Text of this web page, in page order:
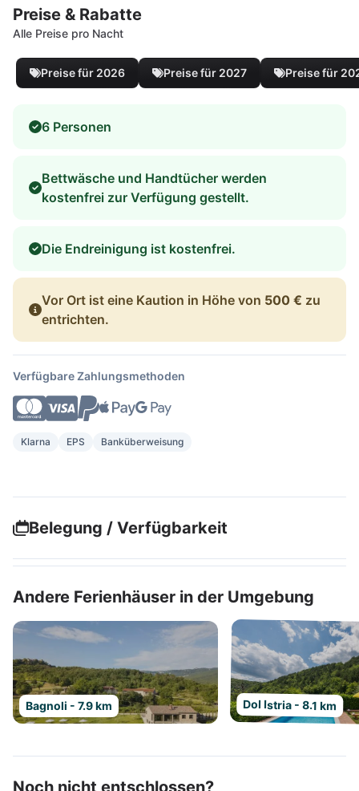
Preise & Rabatte
Alle Preise pro Nacht
Preise für 2026 Preise für 2027 Preise für
6 Personen
Bettwäsche und Handtücher werden
kostenfrei zur Verfügung gestellt.
Die Endreinigung ist kostenfrei.
Vor Ort ist eine Kaution in Höhe von 500 € zu
entrichten.
Verfügbare Zahlungsmethoden
Klarna EPS Banküberweisung
Belegung / Verfügbarkeit
Andere Ferienhäuser in der Umgebung
Bagnoli - 7.9 km Dol Istria - 8.1 km
Noch nicht entschlossen?